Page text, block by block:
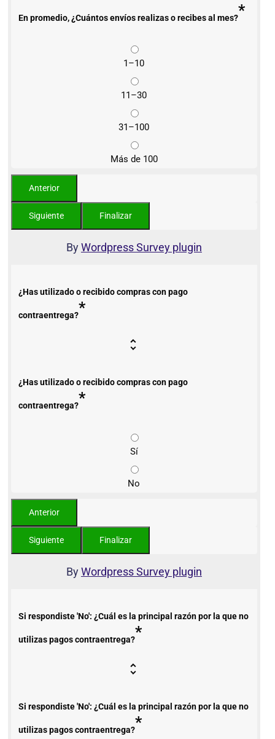
En promedio, ¿Cuántos envíos realizas o recibes al mes?*
1–10
11–30
31–100
Más de 100
ByWordpress Survey plugin
¿Has utilizado o recibido compras con pago
contraentrega?*
¿Has utilizado o recibido compras con pago
contraentrega?*
Sí
No
ByWordpress Survey plugin
Si respondiste 'No': ¿Cuál es la principal razón por la que no
utilizas pagos contraentrega?*
Si respondiste 'No': ¿Cuál es la principal razón por la que no
utilizas pagos contraentrega?*